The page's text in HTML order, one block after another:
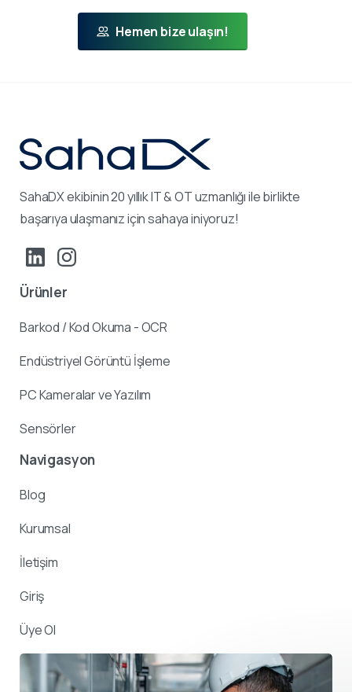
Hemen bize ulaşın!
SahaDX ekibinin 20 yıllık IT & OT uzmanlığı ile birlikte
başarıya ulaşmanız için sahaya iniyoruz!
Ürünler
Barkod / Kod Okuma - OCR
Endüstriyel Görüntü İşleme
PC Kameralar ve Yazılım
Sensörler
Navigasyon
Blog
Kurumsal
İletişim
Giriş
Üye Ol